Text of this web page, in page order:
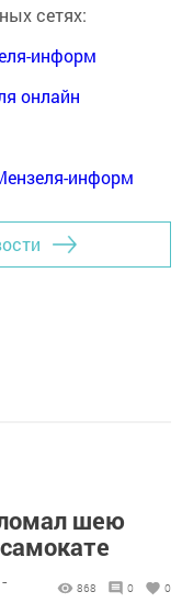
сетях:
информ
онлайн
информ
шею
868 0 0